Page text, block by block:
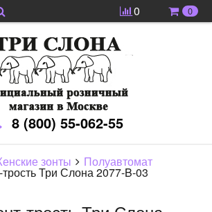
0 0
8 (800) 55-062-55
зонты Полуавтомат
Три Слона 2077-B-03